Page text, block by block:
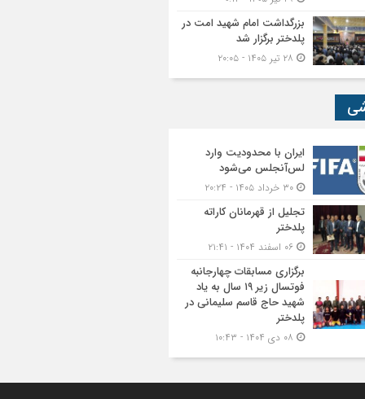
بزرگداشت امام شهید امت در
پلدختر برگزار شد
ایران با محدودیت وارد
لس‌آنجلس می‌شود
تجلیل از قهرمانان کاراته
پلدختر
برگزاری مسابقات چهارجانبه
فوتسال زیر ۱۹ سال به یاد
شهید حاج قاسم سلیمانی در
پلدختر